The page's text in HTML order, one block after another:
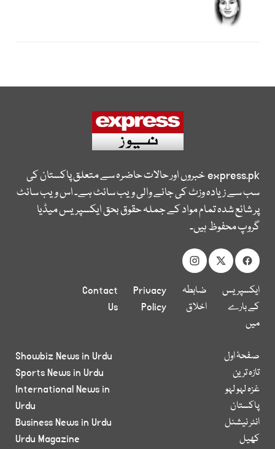
express.pkخبروں اور حالات حاضرہ سے متعلق پاکستان کی
سب سے زیادہ وزٹ کی جانے والی ویب سائٹ ہے۔ اس ویب سائٹ
پر شائع شدہ تمام مواد کے جملہ حقوق بحق ایکسپریس میڈیا
گروپ محفوظ ہیں۔
ایکسپریس
کے بارے
میں
ضابطہ
اخلاق
Privacy
Policy
Contact
Us
صفحۂ اول
تازہ ترین
غزہ لہو لہو
پاکستان
انٹر نیشنل
کھیل
Showbiz News in Urdu
Sports News in Urdu
International News in
Urdu
Business News in Urdu
Urdu Magazine